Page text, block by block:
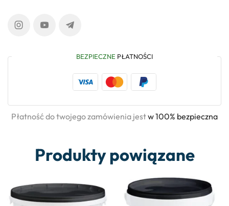
BEZPIECZNE PŁATNOŚCI
Płatność do twojego zamówienia jestw 100% bezpieczna
Produkty powiązane